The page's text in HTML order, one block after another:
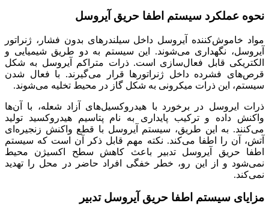
نحوه عملکرد سیستم اطفا حریق آیروسل
مواد خاموش‌کننده آیروسل داخل سیلندرهای بدون فشار، ژنراتور
آیروسل، نگهداری می‌شوند. این سیستم به دو طریق شیمیایی و
الکتریکی قابل فعال‌سازی است. ذرات متراکم آیروسل به شکل
قرص‌های فشرده داخل ژنراتورها قرار می‌گیرند. با فعال شدن
سیستم، این ذرات میکرونی به شکل گاز در محیط تخلیه می‌شوند.
ذرات ایروسل در برخورد با هیدروکسیل‌های آزاد شعله، با آن‌ها
واکنش داده و ترکیب پایداری به نام پتاسیم هیدروکسید تولید
می‌کنند. به این طریق، سیستم آیروسل با قطع واکنش زنجیره‌ای
آتش، آن را اطفا می‌کند. نکته مهم قابل ذکر آن است که سیستم
اطفا حریق آیروسل تدبیر باعث کاهش سطح اکسیژن محیط
نمی‌شود و از این رو، خطر خفگی افراد حاضر در محل را تهدید
نمی‌کند.
مزایای سیستم اطفا حریق آیروسل تدبیر